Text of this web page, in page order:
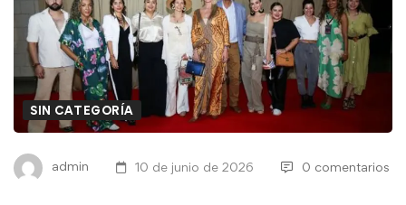
SIN CATEGORÍA
admin 10 de junio de 2026 0 comentarios